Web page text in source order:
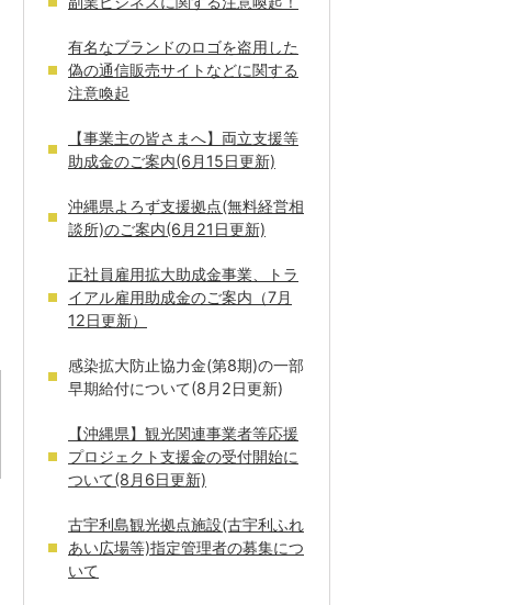
有名なブランドのロゴを盗用した
偽の通信販売サイトなどに関する
注意喚起
【事業主の皆さまへ】両立支援等
助成金のご案内(6月15日更新)
沖縄県よろず支援拠点(無料経営相
談所)のご案内(6月21日更新)
正社員雇用拡大助成金事業、トラ
イアル雇用助成金のご案内（7月
12日更新）
感染拡大防止協力金(第8期)の一部
早期給付について(8月2日更新)
【沖縄県】観光関連事業者等応援
プロジェクト支援金の受付開始に
ついて(8月6日更新)
古宇利島観光拠点施設(古宇利ふれ
あい広場等)指定管理者の募集につ
いて